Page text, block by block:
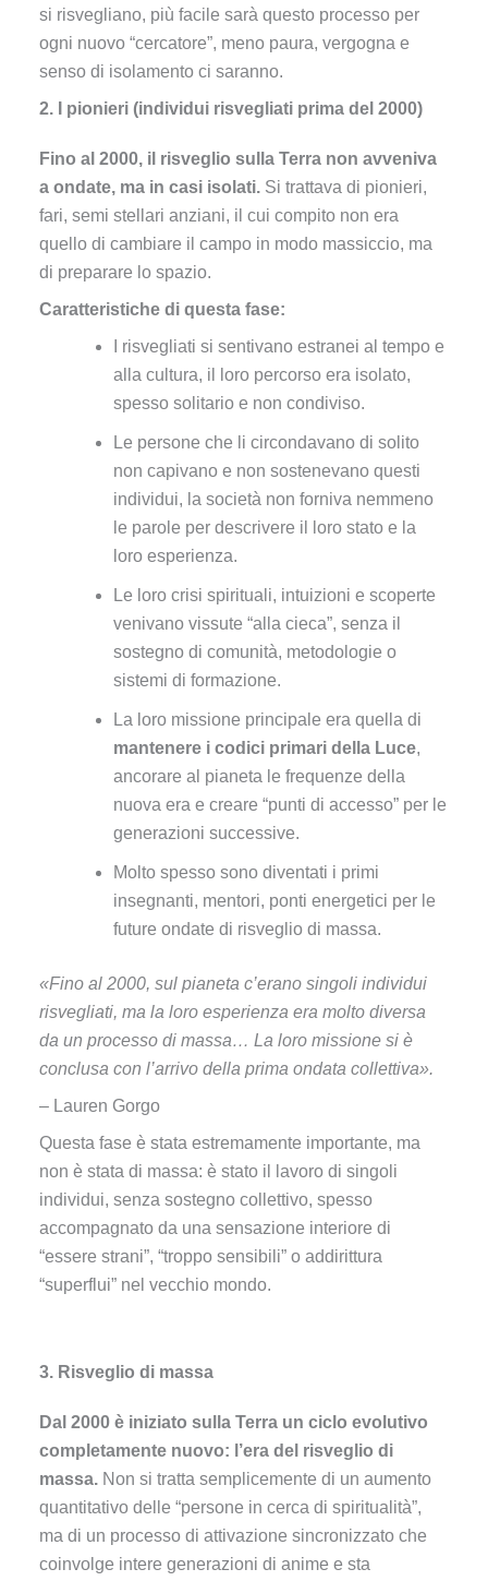
si risvegliano, più facile sarà questo processo per
ogni nuovo “cercatore”, meno paura, vergogna e
senso di isolamento ci saranno.
2. I pionieri (individui risvegliati prima del 2000)
Fino al 2000, il risveglio sulla Terra non avveniva
a ondate, ma in casi isolati. Si trattava di pionieri,
fari, semi stellari anziani, il cui compito non era
quello di cambiare il campo in modo massiccio, ma
di preparare lo spazio.
Caratteristiche di questa fase:
I risvegliati si sentivano estranei al tempo e
alla cultura, il loro percorso era isolato,
spesso solitario e non condiviso.
Le persone che li circondavano di solito
non capivano e non sostenevano questi
individui, la società non forniva nemmeno
le parole per descrivere il loro stato e la
loro esperienza.
Le loro crisi spirituali, intuizioni e scoperte
venivano vissute “alla cieca”, senza il
sostegno di comunità, metodologie o
sistemi di formazione.
La loro missione principale era quella di
mantenere i codici primari della Luce,
ancorare al pianeta le frequenze della
nuova era e creare “punti di accesso” per le
generazioni successive.
Molto spesso sono diventati i primi
insegnanti, mentori, ponti energetici per le
future ondate di risveglio di massa.
«Fino al 2000, sul pianeta c’erano singoli individui
risvegliati, ma la loro esperienza era molto diversa
da un processo di massa… La loro missione si è
conclusa con l’arrivo della prima ondata collettiva».
– Lauren Gorgo
Questa fase è stata estremamente importante, ma
non è stata di massa: è stato il lavoro di singoli
individui, senza sostegno collettivo, spesso
accompagnato da una sensazione interiore di
“essere strani”, “troppo sensibili” o addirittura
“superflui” nel vecchio mondo.
3. Risveglio di massa
Dal 2000 è iniziato sulla Terra un ciclo evolutivo
completamente nuovo: l’era del risveglio di
massa. Non si tratta semplicemente di un aumento
quantitativo delle “persone in cerca di spiritualità”,
ma di un processo di attivazione sincronizzato che
coinvolge intere generazioni di anime e sta